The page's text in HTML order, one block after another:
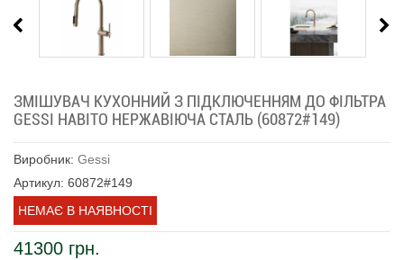
ЗМІШУВАЧ КУХОННИЙ З ПІДКЛЮЧЕННЯМ ДО ФІЛЬТРА
GESSI HABITO НЕРЖАВІЮЧА СТАЛЬ (60872#149)
Виробник: Gessi
Артикул: 60872#149
НЕМАЄ В НАЯВНОСТІ
41300 грн.